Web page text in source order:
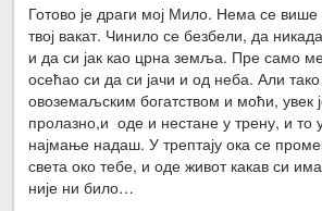
Готово је драги мој Мило. Нема се
твој вакат. Чинило се безбели, да
и да си јак као црна земља. Пре само
осећао си да си јачи и од неба. Али тако
овоземаљским богатством и моћи, увек
пролазно,и оде и нестане у трену, и то
најмање надаш. У трептају ока се
света око тебе, и оде живот какав си
није ни било…